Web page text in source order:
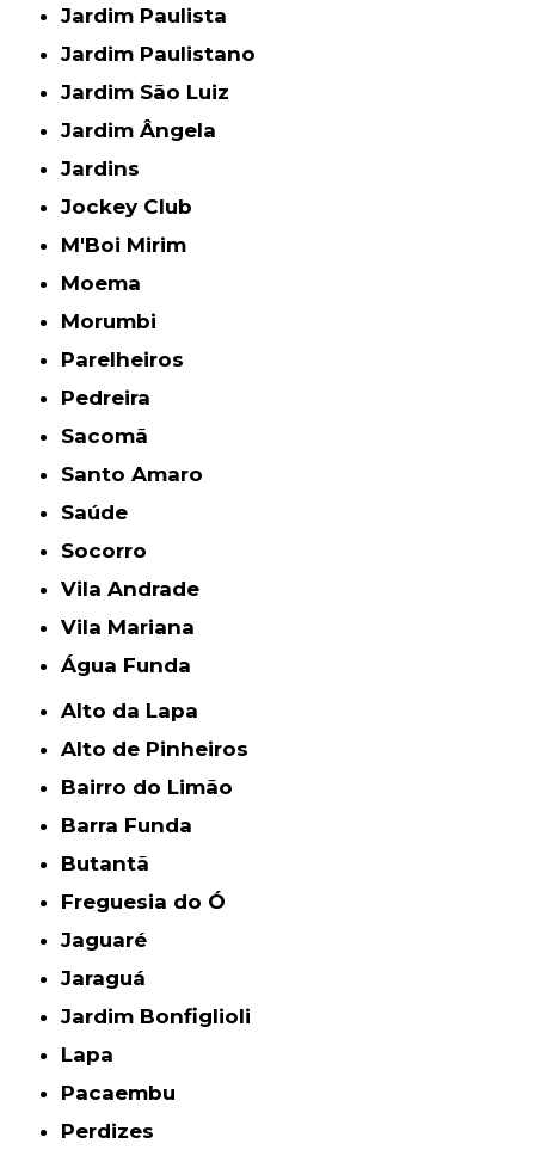
Jardim Paulista
Jardim Paulistano
Jardim São Luiz
Jardim Ângela
Jardins
Jockey Club
M'Boi Mirim
Moema
Morumbi
Parelheiros
Pedreira
Sacomã
Santo Amaro
Saúde
Socorro
Vila Andrade
Vila Mariana
Água Funda
Alto da Lapa
Alto de Pinheiros
Bairro do Limão
Barra Funda
Butantã
Freguesia do Ó
Jaguaré
Jaraguá
Jardim Bonfiglioli
Lapa
Pacaembu
Perdizes